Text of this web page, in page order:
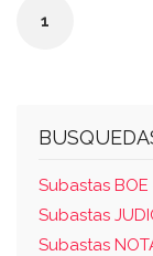
1
Subastas BOE
Subastas
Subastas